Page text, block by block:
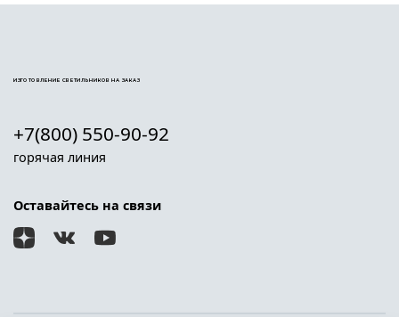
ИЗГОТОВЛЕНИЕ СВЕТИЛЬНИКОВ НА ЗАКАЗ
+7(800) 550-90-92
горячая линия
Оставайтесь на связи